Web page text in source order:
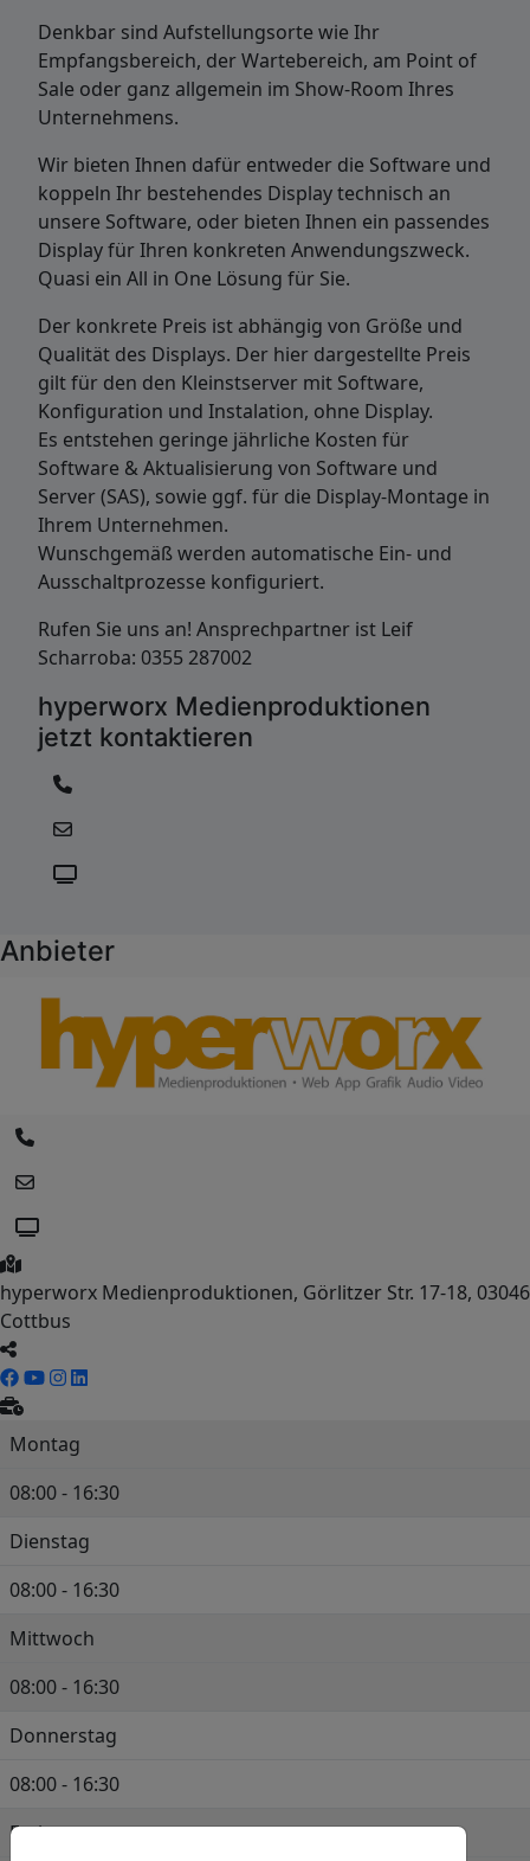
Denkbar sind Aufstellungsorte wie Ihr
Empfangsbereich, der Wartebereich, am Point of
Sale oder ganz allgemein im Show-Room Ihres
Unternehmens.
Wir bieten Ihnen dafür entweder die Software und
koppeln Ihr bestehendes Display technisch an
unsere Software, oder bieten Ihnen ein passendes
Display für Ihren konkreten Anwendungszweck.
Quasi ein All in One Lösung für Sie.
Der konkrete Preis ist abhängig von Größe und
Qualität des Displays. Der hier dargestellte Preis
gilt für den den Kleinstserver mit Software,
Konfiguration und Instalation, ohne Display.
Es entstehen geringe jährliche Kosten für
Software & Aktualisierung von Software und
Server (SAS), sowie ggf. für die Display-Montage in
Ihrem Unternehmen.
Wunschgemäß werden automatische Ein- und
Ausschaltprozesse konfiguriert.
Rufen Sie uns an! Ansprechpartner ist Leif
Scharroba: 0355 287002
hyperworx Medienproduktionen
jetzt kontaktieren
Anbieter
hyperworx Medienproduktionen, Görlitzer Str. 17-18, 03046
Cottbus
Montag
08:00 - 16:30
Dienstag
08:00 - 16:30
Mittwoch
08:00 - 16:30
Donnerstag
08:00 - 16:30
Freitag